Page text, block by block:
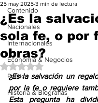
Contenido
Nacionales
Internacionales
Economía & Negocios
Política
Historia & Biografías
¿Es la
sola fe, o por
obras?
25 may 2025 3 min de lectura
Obtuvo NaN de 5 estrellas.
¿Es la salvación un
por la fe o requiere
Esta pregunta ha